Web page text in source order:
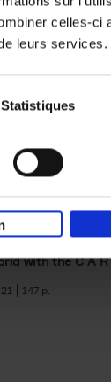
celles-ci
leurs services.
Statistiques
like a PRO
edition
Care?
with the C A
147